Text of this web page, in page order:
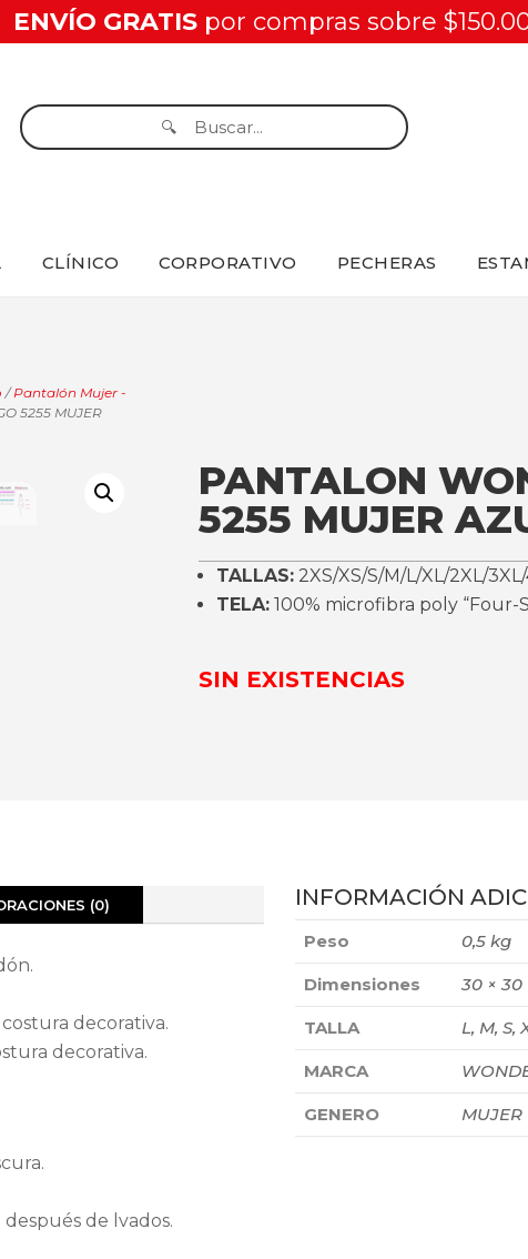
ENVÍO GRATISpor compras sobre
CLÍNICO CORPORATIVO PECHERAS
/Pantalón Mujer -
5255 MUJER
PANTALON
5255 MUJER
TALLAS:2XS/XS/S/M/L/XL/2XL/
TELA:100% microfibra poly “Four-
SIN EXISTENCIAS
(0)
decorativa.
decorativa.
de lvados.
INFORMACIÓN
Peso 0,5 kg
Dimensiones 30 × 30
TALLA L, M, S,
MARCA
GENERO MUJER